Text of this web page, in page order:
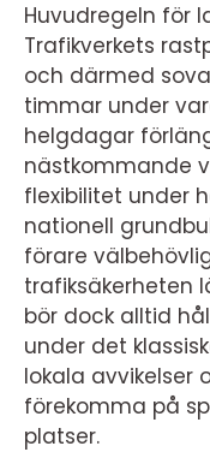
Huvudregeln för
Trafikverkets
och därmed
timmar under
helgdagar
nästkommande
flexibilitet under
nationell
förare
trafiksäkerheten
bör dock alltid
under det
lokala avvikelser
förekomma på
platser.